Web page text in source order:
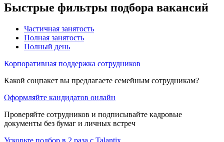
Быстрые фильтры подбора вакансий
Частичная занятость
Полная занятость
Полный день
Корпоративная поддержка сотрудников
Какой соцпакет вы предлагаете семейным сотрудникам?
Оформляйте кандидатов онлайн
Проверяйте сотрудников и подписывайте кадровые
документы без бумаг и личных встреч
Ускорьте подбор в 2 раза с Talantix